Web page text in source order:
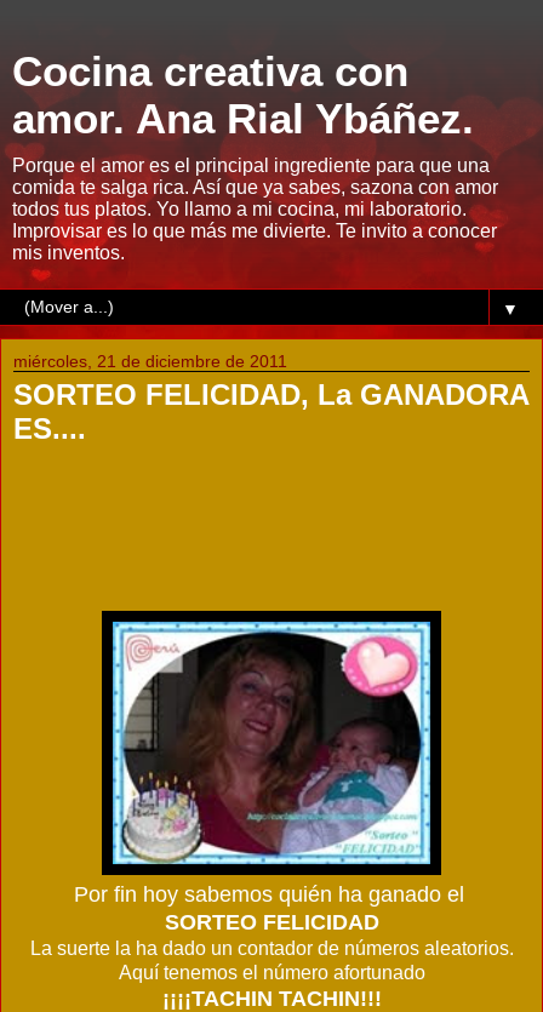
Cocina creativa con
amor. Ana Rial Ybáñez.
Porque el amor es el principal ingrediente para que una
comida te salga rica. Así que ya sabes, sazona con amor
todos tus platos. Yo llamo a mi cocina, mi laboratorio.
Improvisar es lo que más me divierte. Te invito a conocer
mis inventos.
▼
miércoles, 21 de diciembre de 2011
SORTEO FELICIDAD, La GANADORA
ES....
Por fin hoy sabemos quién ha ganado el
SORTEO FELICIDAD
La suerte la ha dado un contador de números aleatorios.
Aquí tenemos el número afortunado
¡¡¡¡TACHIN TACHIN!!!